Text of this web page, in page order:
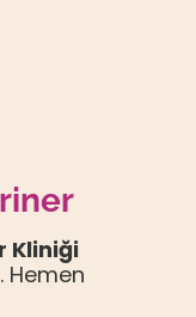
Kliniği
Hemen